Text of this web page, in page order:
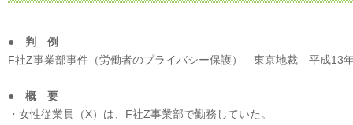
● 判 例
F社Z事業部事件（労働者のプライバシー保護） 東京地裁 平成13
● 概 要
・女性従業員（X）は、F社Z事業部で勤務していた。